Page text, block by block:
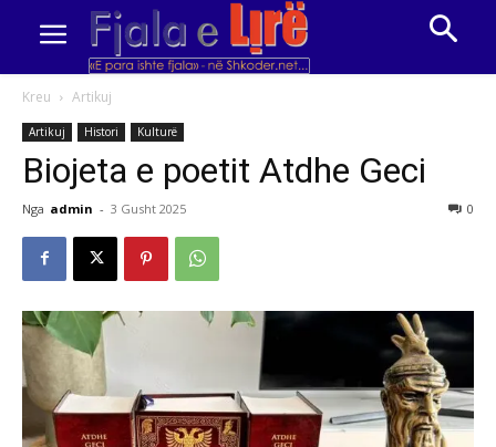
Kreu Artikuj
Artikuj Histori Kulturë
Biojeta e poetit Atdhe Geci
Nga admin - 3 Gusht 2025 0